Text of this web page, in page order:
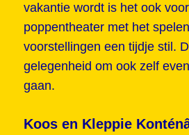
vakantie wordt is het ook
poppentheater met het
voorstellingen een tijdje stil.
gelegenheid om ook zelf
gaan.
Koos en Kleppie